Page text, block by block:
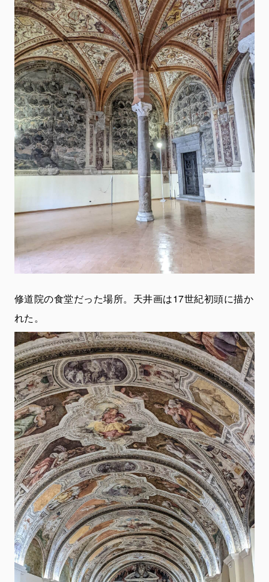
修道院の食堂だった場所。天井画は17世紀初頭に描か
れた。